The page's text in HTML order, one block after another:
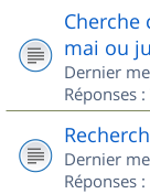
Cherche
mai ou
Dernier
Réponses :
Dernier
Réponses :